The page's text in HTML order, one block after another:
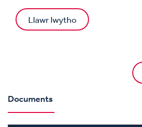
Llawr lwytho
Documents